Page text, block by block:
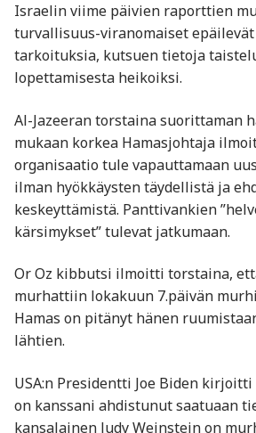
Israelin viime päivien raporttien
turvallisuus-viranomaiset
tarkoituksia, kutsuen tietoja
lopettamisesta heikoiksi.
Al-Jazeeran torstaina suorittaman
mukaan korkea Hamasjohtaja
organisaatio tule vapauttamaan
ilman hyökkäysten täydellistä ja
keskeyttämistä. Panttivankien
kärsimykset” tulevat jatkumaan.
Or Oz kibbutsi ilmoitti torstaina,
murhattiin lokakuun 7.päivän
Hamas on pitänyt hänen
lähtien.
USA:n Presidentti Joe Biden kirjoitti
on kanssani ahdistunut saatuaan
kansalainen Judy Weinstein on